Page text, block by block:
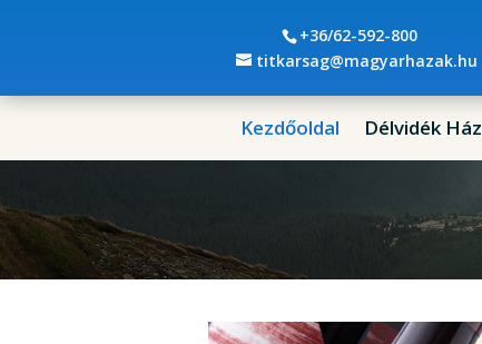
+36/62-592-800
titkarsag@magyarhazak.hu
Kezdőoldal Délvidék Ház